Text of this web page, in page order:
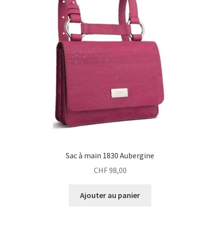
Sac à main 1830 Aubergine
CHF98,00
Ajouter au panier